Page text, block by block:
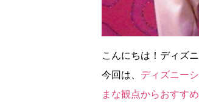
こんにちは！ディズ
今回は、 ディズニー
まな観点からおすす